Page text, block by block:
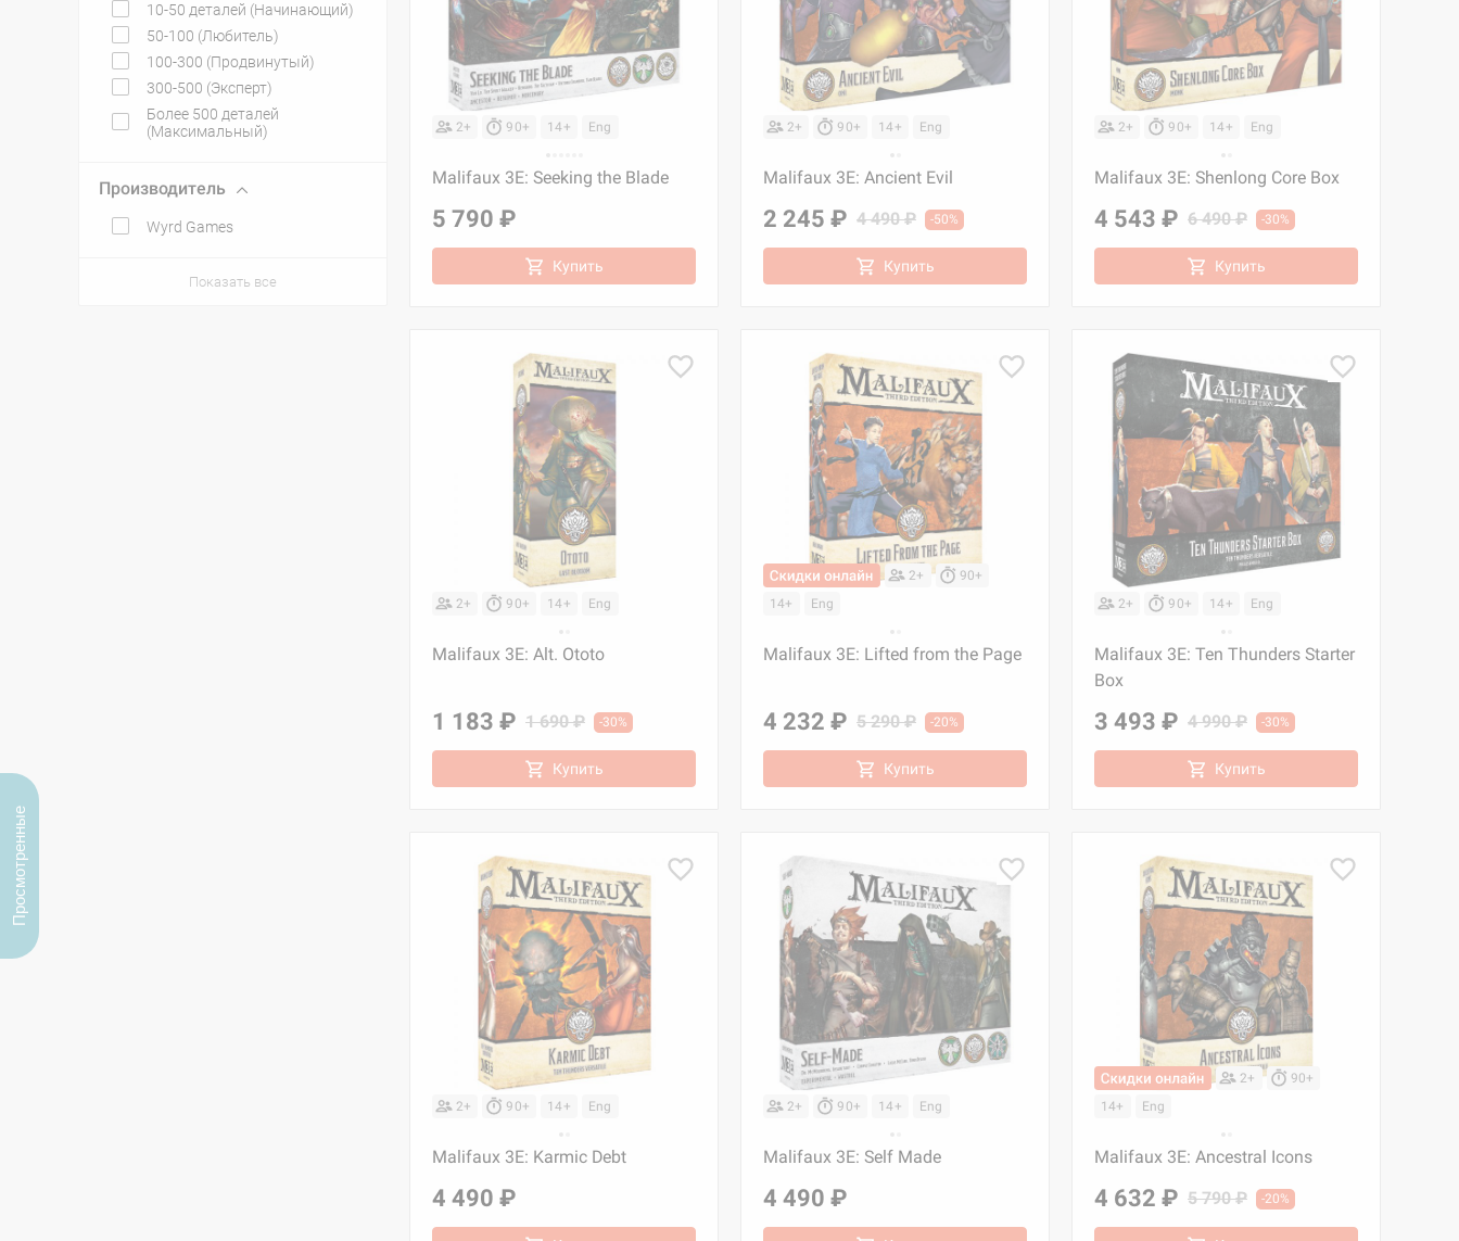
10-50 деталей (Начинающий)
50-100 (Любитель)
100-300 (Продвинутый)
300-500 (Эксперт)
Более 500 деталей
(Максимальный)
Производитель
Wyrd Games
Показать все
2+ 90+ 14+ Eng
Malifaux 3E: Seeking the Blade
5 790 ₽
Купить
2+ 90+ 14+ Eng
Malifaux 3E: Ancient Evil
2 245 ₽ 4 490 ₽ -50%
Купить
2+ 90+ 14+ Eng
Malifaux 3E: Shenlong Core Box
4 543 ₽ 6 490 ₽ -30%
Купить
2+ 90+ 14+ Eng
Malifaux 3E: Alt. Ototo
1 183 ₽ 1 690 ₽ -30%
Купить
2+
90+
14+
Eng
Malifaux 3E: Lifted from the Page
4 232 ₽ 5 290 ₽ -20%
Купить
2+ 90+ 14+ Eng
Malifaux 3E: Ten Thunders Starter
Box
3 493 ₽ 4 990 ₽ -30%
Купить
2+ 90+ 14+ Eng
Malifaux 3E: Karmic Debt
4 490 ₽
2+ 90+ 14+ Eng
Malifaux 3E: Self Made
4 490 ₽
2+
90+
14+
Eng
Malifaux 3E: Ancestral Icons
4 632 ₽ 5 790 ₽ -20%
Просмотренные